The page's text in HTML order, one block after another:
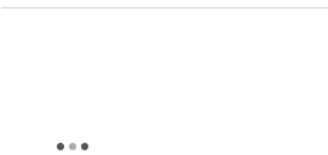
Caractéristiques